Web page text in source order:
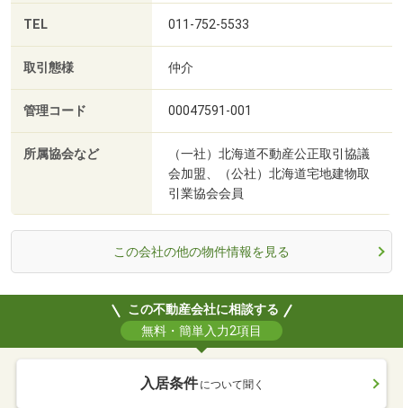
TEL 011-752-5533
取引態様 仲介
管理コード 00047591-001
所属協会など
（一社）北海道不動産公正取引協議
会加盟、（公社）北海道宅地建物取
引業協会会員
この会社の他の物件情報を見る
この不動産会社に相談する
無料・簡単入力2項目
入居条件 について聞く